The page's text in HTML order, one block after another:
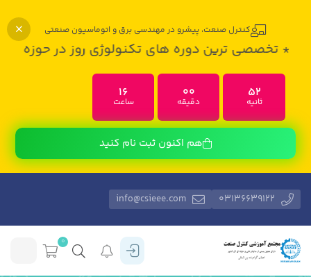
کنترل صنعت، پیشرو در مهندسی برق و اتوماسیون صنعتی
* تخصصی ترین دوره های تکنولوژی روز در حوزه
16
ساعت
00
دقیقه
50
ثانیه
هم اکنون ثبت نام کنید
0